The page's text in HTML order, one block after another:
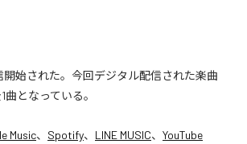
開始された。今回デジタル配信された楽曲
曲となっている。
Music、 Spotify、 LINE MUSIC、 YouTube